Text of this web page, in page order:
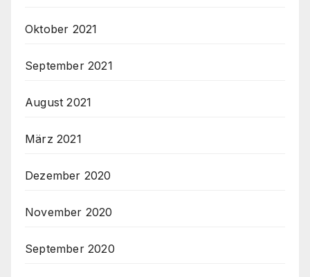
Oktober 2021
September 2021
August 2021
März 2021
Dezember 2020
November 2020
September 2020